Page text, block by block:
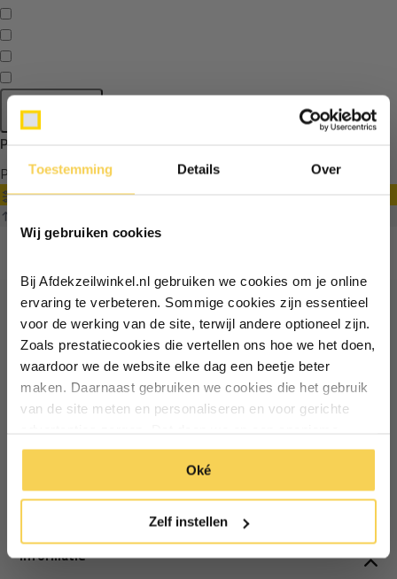
Toestemming Details Over
Wij gebruiken cookies
Bij Afdekzeilwinkel.nl gebruiken we cookies om je online
ervaring te verbeteren. Sommige cookies zijn essentieel
voor de werking van de site, terwijl andere optioneel zijn.
Zoals prestatiecookies die vertellen ons hoe we het doen,
waardoor we de website elke dag een beetje beter
maken. Daarnaast gebruiken we cookies die het gebruik
van de site meten en personaliseren en voor gerichte
manier. Klik op 'Oké' om alle cookies te accepteren. Of
klik op ‘alleen essentiele’ als je niet akkoord gaat met
cookies.
Oké
Zelf instellen
Apply filters
Producten getagd met bouwzeil wit
Producten
Filter
Ontvang €5 korting
Schrijf je in voor de nieuwsbrief en ontvang €5 welkomstkorting!
Email
Informatie
Ontvang €5,- korting!
Schrijf je in voor de nieuwsbrief en
Vul je e-mailadres in‍⁪⁪
Particulier Zakelijk
Inschrijven
*Geldig bij minimale besteding vanaf €75